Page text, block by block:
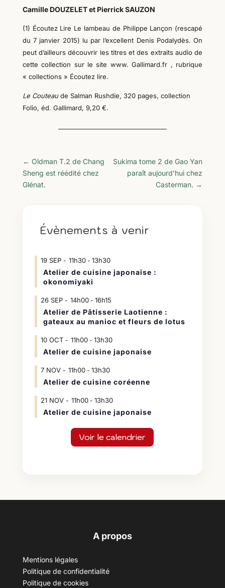
Camille DOUZELET et Pierrick SAUZON
(1) Écoutez Lire Le lambeau de Philippe Lançon (rescapé
du 7 janvier 2015) lu par l’excellent Denis Podalydès. On
peut d’ailleurs découvrir les titres et des extraits audio de
cette collection sur le site www. Gallimard.fr , rubrique
« collections » Écoutez lire.
Le Couteaude Salman Rushdie, 320 pages, collection
Folio, éd. Gallimard, 9,20€.
← Oldman T.2 de Chang
Sheng est réédité chez
Glénat.
Sukima tome 2 de Gao Yan
paraît aujourd’hui chez
Casterman. →
Évènements à venir
19 SEP 11h30- 13h30
Atelier de cuisine japonaise :
okonomiyaki
26 SEP 14h00- 16h15
Atelier de Pâtisserie Laotienne :
gateaux au manioc et fleurs de lotus
10 OCT 11h00- 13h30
Atelier de cuisine japonaise
7 NOV 11h00- 13h30
Atelier de cuisine coréenne
21 NOV 11h00- 13h30
Atelier de cuisine japonaise
Voir le calendrier
A propos
Mentions légales
Politique de confidentialité
Politique de cookies